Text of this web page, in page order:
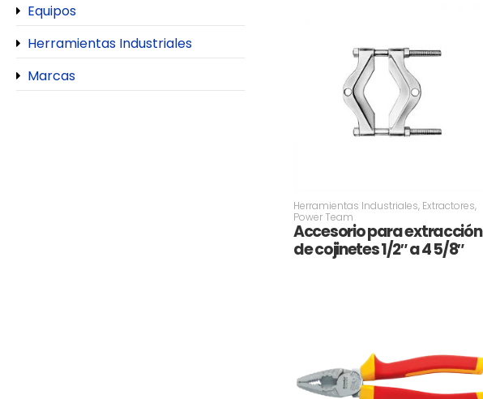
Equipos
Herramientas Industriales
Marcas
Herramientas Industriales, Extractores,
Power Team
Accesorio para extracción
de cojinetes 1/2″ a 4 5/8″